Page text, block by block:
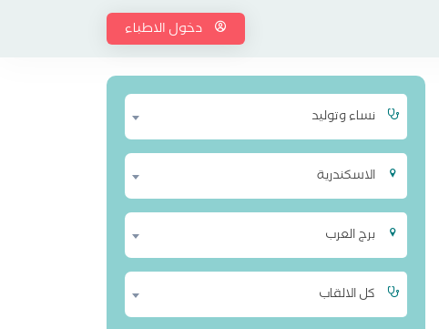
دخول الاطباء
نساء وتوليد
الاسكندرية
برج العرب
كل الالقاب